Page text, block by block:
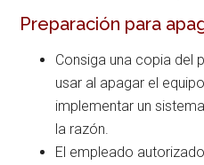
Preparación para
Consiga una copia del
usar al apagar el
implementar un
la razón.
El empleado